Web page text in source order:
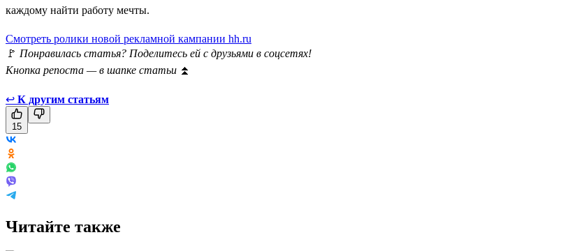
каждому найти работу мечты.
Смотреть ролики новой рекламной кампании hh.ru
🚩 Понравилась статья? Поделитесь ей с друзьями в соцсетях!
Кнопка репоста — в шапке статьи ⏫
↩ К другим статьям
15
Читайте также